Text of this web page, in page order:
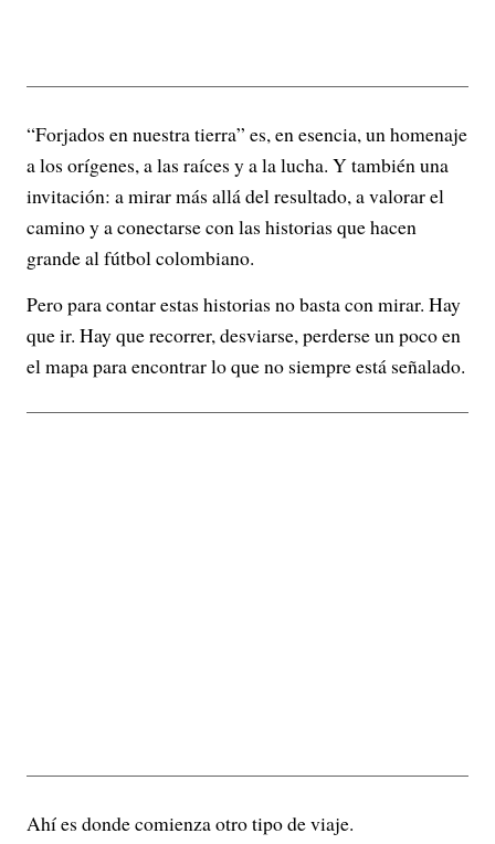
“Forjados en nuestra tierra” es, en esencia, un homenaje
a los orígenes, a las raíces y a la lucha. Y también una
invitación: a mirar más allá del resultado, a valorar el
camino y a conectarse con las historias que hacen
grande al fútbol colombiano.
Pero para contar estas historias no basta con mirar. Hay
que ir. Hay que recorrer, desviarse, perderse un poco en
el mapa para encontrar lo que no siempre está señalado.
Ahí es donde comienza otro tipo de viaje.